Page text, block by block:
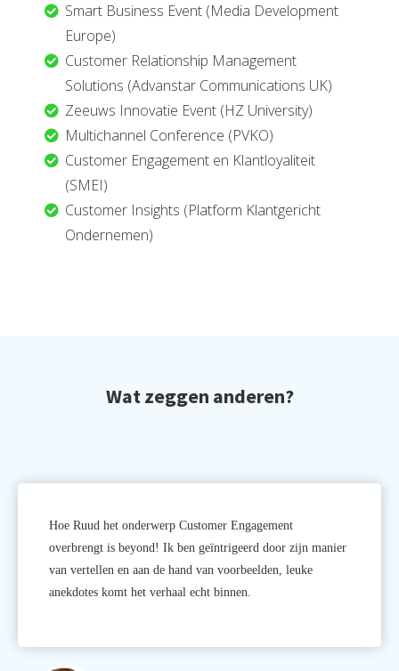
Smart Business Event (Media Development
Europe)
Customer Relationship Management
Solutions (Advanstar Communications UK)
Zeeuws Innovatie Event (HZ University)
Multichannel Conference (PVKO)
Customer Engagement en Klantloyaliteit
(SMEI)
Customer Insights (Platform Klantgericht
Ondernemen)
Wat zeggen anderen?
Hoe Ruud het onderwerp Customer Engagement
overbrengt is beyond! Ik ben geïntrigeerd door zijn manier
van vertellen en aan de hand van voorbeelden, leuke
anekdotes komt het verhaal echt binnen.